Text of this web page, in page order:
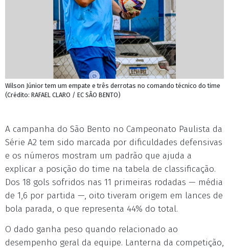
Wilson Júnior tem um empate e três derrotas no comando técnico do time
(Crédito: RAFAEL CLARO / EC SÃO BENTO)
A campanha do São Bento no Campeonato Paulista da
Série A2 tem sido marcada por dificuldades defensivas
e os números mostram um padrão que ajuda a
explicar a posição do time na tabela de classificação.
Dos 18 gols sofridos nas 11 primeiras rodadas — média
de 1,6 por partida —, oito tiveram origem em lances de
bola parada, o que representa 44% do total.
O dado ganha peso quando relacionado ao
desempenho geral da equipe. Lanterna da competição,